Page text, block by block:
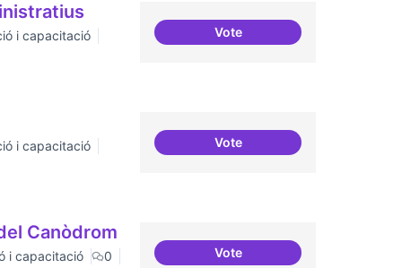
i capacitació
VoteLobby per FLOSS i
i capacitació
VoteServei estable de migració al
Canòdrom
i capacitació
0
VoteEstablir les àrees o